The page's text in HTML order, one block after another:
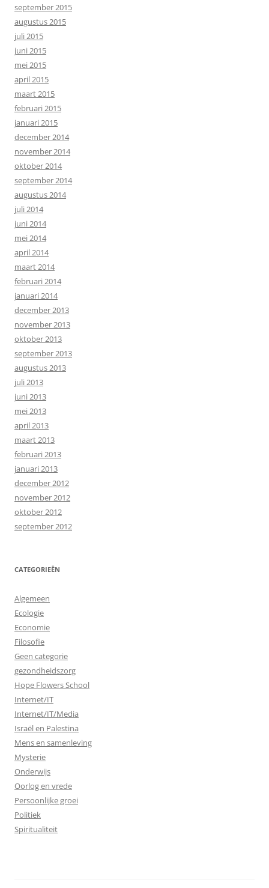
september 2015
augustus 2015
juli 2015
juni 2015
mei 2015
april 2015
maart 2015
februari 2015
januari 2015
december 2014
november 2014
oktober 2014
september 2014
augustus 2014
juli 2014
juni 2014
mei 2014
april 2014
maart 2014
februari 2014
januari 2014
december 2013
november 2013
oktober 2013
september 2013
augustus 2013
juli 2013
juni 2013
mei 2013
april 2013
maart 2013
februari 2013
januari 2013
december 2012
november 2012
oktober 2012
september 2012
CATEGORIEËN
Algemeen
Ecologie
Economie
Filosofie
Geen categorie
gezondheidszorg
Hope Flowers School
Internet/IT
Internet/IT/Media
Israël en Palestina
Mens en samenleving
Mysterie
Onderwijs
Oorlog en vrede
Persoonlijke groei
Politiek
Spiritualiteit